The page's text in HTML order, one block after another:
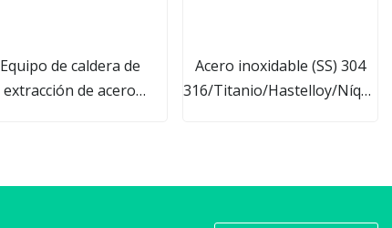
Equipo de caldera de
extracción de acero
Acero inoxidable (SS) 304
316/Titanio/Hastelloy/Níquel/
Tanque Caldera de reacción